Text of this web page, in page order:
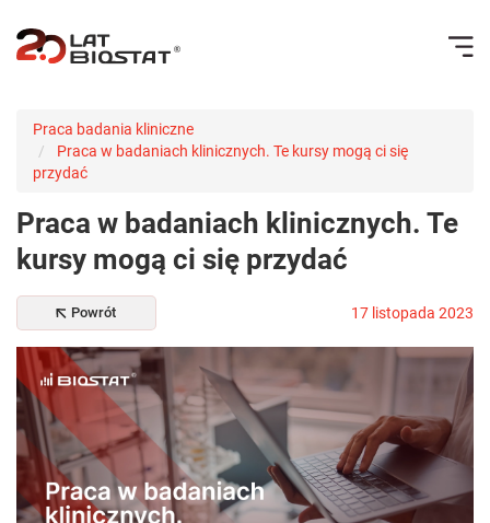
Praca badania kliniczne
Praca w badaniach klinicznych. Te kursy mogą ci się
przydać
Praca w badaniach klinicznych. Te
kursy mogą ci się przydać
Powrót 17 listopada 2023